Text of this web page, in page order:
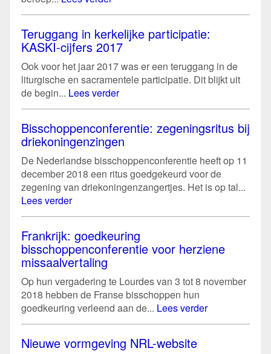
Teruggang in kerkelijke participatie:
KASKI-cijfers 2017
Ook voor het jaar 2017 was er een teruggang in de
liturgische en sacramentele participatie. Dit blijkt uit
de begin... Lees verder
Bisschoppenconferentie: zegeningsritus bij
driekoningenzingen
De Nederlandse bisschoppenconferentie heeft op 11
december 2018 een ritus goedgekeurd voor de
zegening van driekoningenzangertjes. Het is op tal...
Lees verder
Frankrijk: goedkeuring
bisschoppenconferentie voor herziene
missaalvertaling
Op hun vergadering te Lourdes van 3 tot 8 november
2018 hebben de Franse bisschoppen hun
goedkeuring verleend aan de... Lees verder
Nieuwe vormgeving NRL-website